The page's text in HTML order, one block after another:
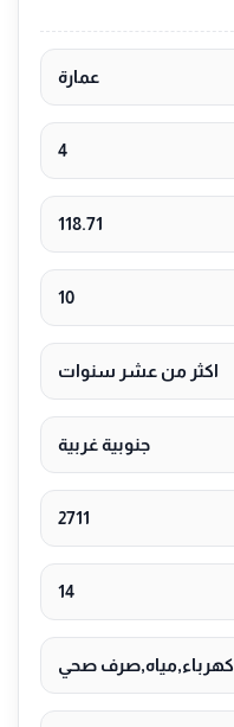
عمارة
4
118.71
10
اكثر من عشر سنوات
جنوبية غربية
2711
14
كهرباء,مياه,صرف صحي